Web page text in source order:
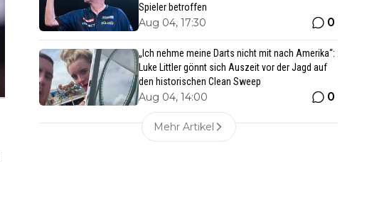
Spieler betroffen
Aug 04, 17:30 0
„Ich nehme meine Darts nicht mit nach Amerika“:
Luke Littler gönnt sich Auszeit vor der Jagd auf
den historischen Clean Sweep
Aug 04, 14:00 0
Mehr Artikel